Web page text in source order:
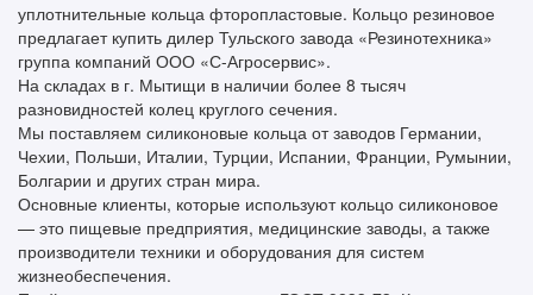
уплотнительные кольца фторопластовые. Кольцо резиновое
предлагает купить дилер Тульского завода «Резинотехника»
группа компаний ООО «С-Агросервис».
На складах в г. Мытищи в наличии более 8 тысяч
разновидностей колец круглого сечения.
Мы поставляем силиконовые кольца от заводов Германии,
Чехии, Польши, Италии, Турции, Испании, Франции, Румынии,
Болгарии и других стран мира.
Основные клиенты, которые используют кольцо силиконовое
— это пищевые предприятия, медицинские заводы, а также
производители техники и оборудования для систем
жизнеобеспечения.